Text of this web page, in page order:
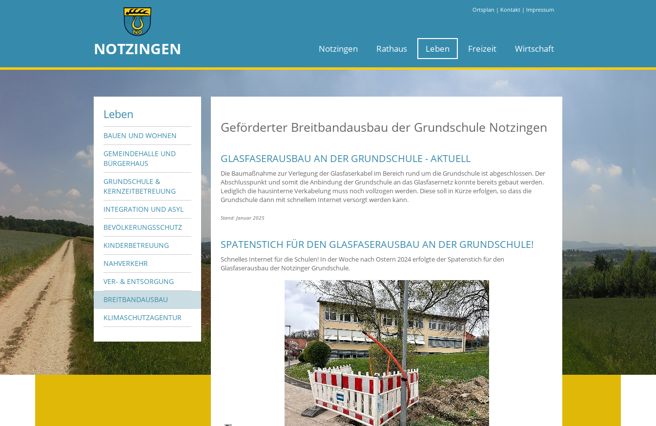
Ortsplan | Kontakt | Impressum
NOTZINGEN Notzingen Rathaus Leben Freizeit Wirtschaft
Leben
BAUEN UND WOHNEN
GEMEINDEHALLE UND
BÜRGERHAUS
GRUNDSCHULE &
KERNZEITBETREUUNG
INTEGRATION UND ASYL
BEVÖLKERUNGSSCHUTZ
KINDERBETREUUNG
NAHVERKEHR
VER- & ENTSORGUNG
BREITBANDAUSBAU
KLIMASCHUTZAGENTUR
Geförderter Breitbandausbau der Grundschule Notzingen
GLASFASERAUSBAU AN DER GRUNDSCHULE - AKTUELL
Die Baumaßnahme zur Verlegung der Glasfaserkabel im Bereich rund um die Grundschule ist abgeschlossen. Der
Abschlusspunkt und somit die Anbindung der Grundschule an das Glasfasernetz konnte bereits gebaut werden.
Lediglich die hausinterne Verkabelung muss noch vollzogen werden. Diese soll in Kürze erfolgen, so dass die
Grundschule dann mit schnellem Internet versorgt werden kann.
Stand: Januar 2025
SPATENSTICH FÜR DEN GLASFASERAUSBAU AN DER GRUNDSCHULE!
Schnelles Internet für die Schulen! In der Woche nach Ostern 2024 erfolgte der Spatenstich für den
Glasfaserausbau der Notzinger Grundschule.